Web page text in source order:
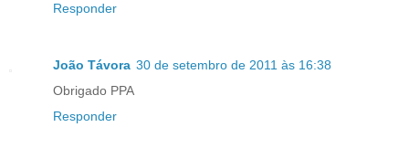
Responder
João Távora 30 de setembro de 2011 às 16:38
Obrigado PPA
Responder